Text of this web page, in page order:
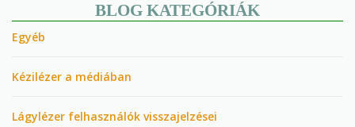
BLOG KATEGÓRIÁK
Egyéb
Kézilézer a médiában
Lágylézer felhasználók visszajelzései